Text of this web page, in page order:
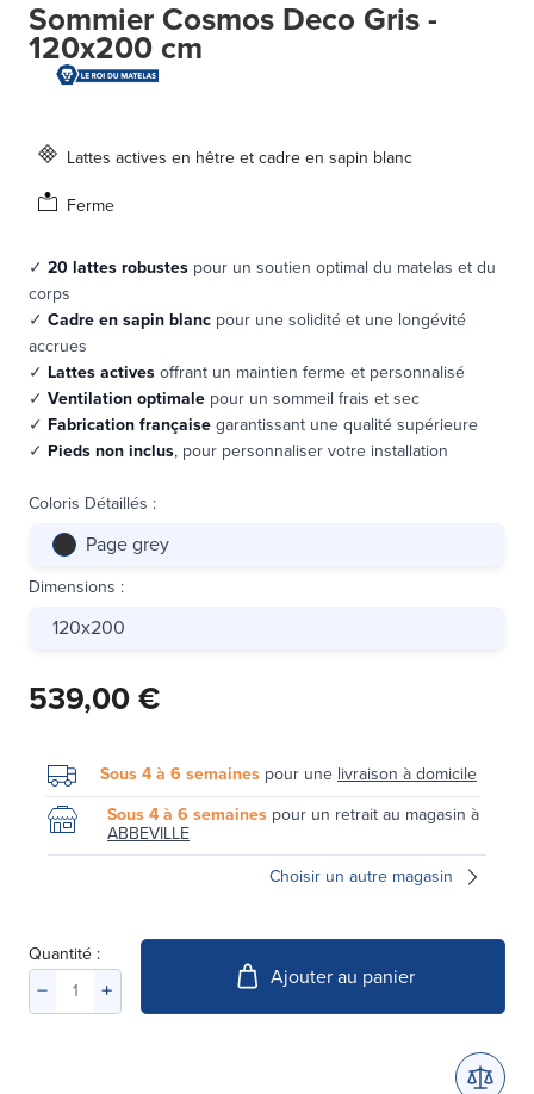
Sommier Cosmos Deco Gris -
120x200 cm
Lattes actives en hêtre et cadre en sapin blanc
Ferme
✓ 20 lattes robustes pour un soutien optimal du matelas et du
corps
✓ Cadre en sapin blanc pour une solidité et une longévité
accrues
✓ Lattes activesoffrant un maintien ferme et personnalisé
✓ Ventilation optimale pour un sommeil frais et sec
✓ Fabrication françaisegarantissant une qualité supérieure
✓ Pieds non inclus, pour personnaliser votre installation
Coloris Détaillés :
Page grey
Dimensions :
120x200
539,00 €
Sous 4 à 6 semaines pour une livraison à domicile
Sous 4 à 6 semaines pour un retrait au magasin à
ABBEVILLE
Choisir un autre magasin
Quantité :
Ajouter au panier